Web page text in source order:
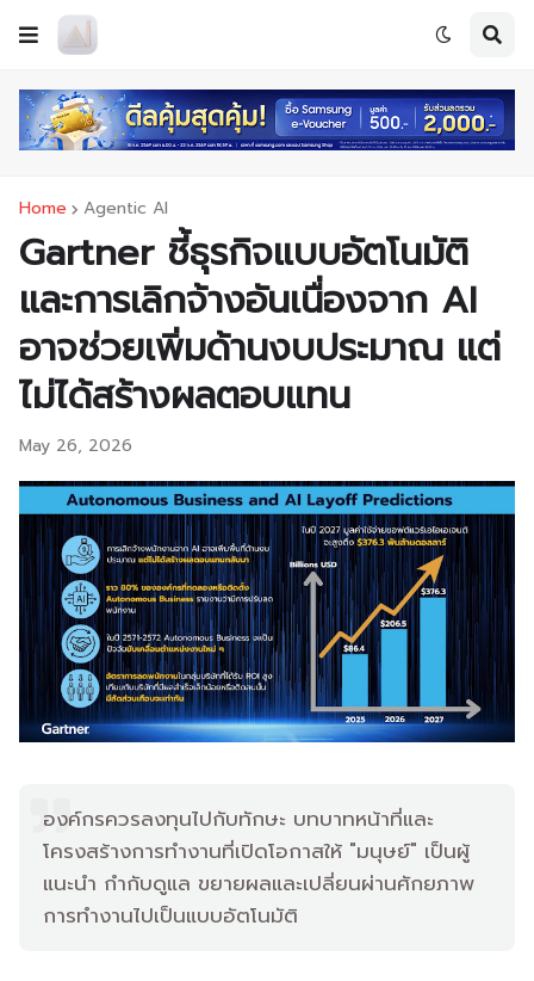
Home Agentic AI
Gartner ชี้ธุรกิจแบบอัตโนมัติ
และการเลิกจ้างอันเนื่องจาก AI
อาจช่วยเพิ่มด้านงบประมาณ แต่
ไม่ได้สร้างผลตอบแทน
May 26, 2026
องค์กรควรลงทุนไปกับทักษะ บทบาทหน้าที่และ
โครงสร้างการทำงานที่เปิดโอกาสให้ "มนุษย์" เป็นผู้
แนะนำ กำกับดูแล ขยายผลและเปลี่ยนผ่านศักยภาพ
การทำงานไปเป็นแบบอัตโนมัติ